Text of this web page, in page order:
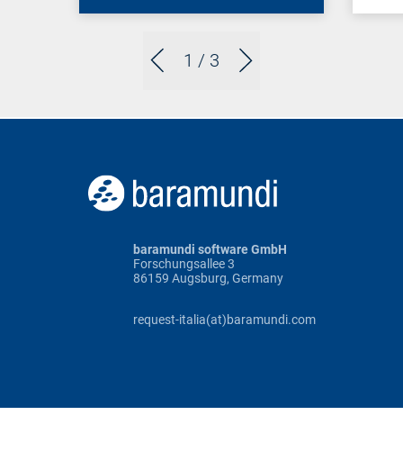
1 / 3
baramundi software GmbH
Forschungsallee 3
86159 Augsburg, Germany
request-italia(at)baramundi.com